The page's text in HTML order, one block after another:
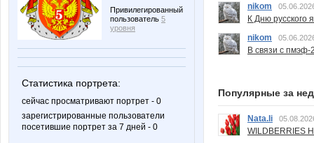
Привилегированный
пользователь 5
уровня
Статистика портрета:
сейчас просматривают портрет - 0
зарегистрированные пользователи
посетившие портрет за 7 дней - 0
nikom
К Дню русского
nikom
В связи с пмэф-
Популярные за
Nata.li